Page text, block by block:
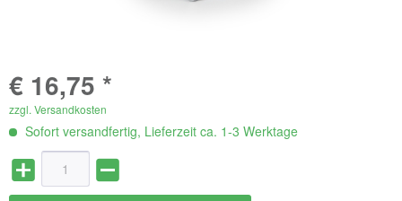
€ 16,75 *
zzgl. Versandkosten
Sofort versandfertig, Lieferzeit ca. 1-3 Werktage